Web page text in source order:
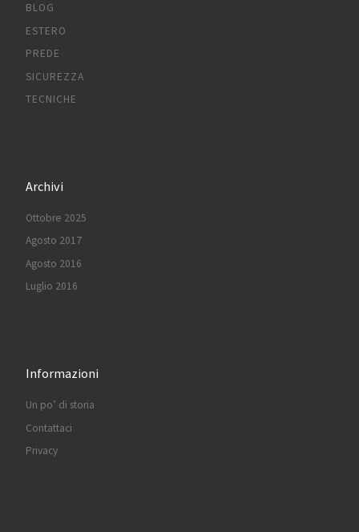
BLOG
ESTERO
PREDE
SICUREZZA
TECNICHE
Archivi
Ottobre 2025
Agosto 2017
Agosto 2016
Luglio 2016
Informazioni
Un po’ di storia
Contattaci
Privacy